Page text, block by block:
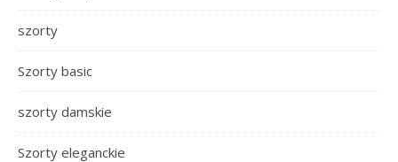
szorty
Szorty basic
szorty damskie
Szorty eleganckie